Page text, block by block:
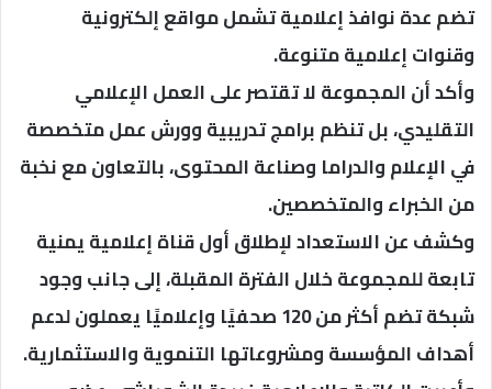
تضم عدة نوافذ إعلامية تشمل مواقع إلكترونية
وقنوات إعلامية متنوعة.
وأكد أن المجموعة لا تقتصر على العمل الإعلامي
التقليدي، بل تنظم برامج تدريبية وورش عمل متخصصة
في الإعلام والدراما وصناعة المحتوى، بالتعاون مع نخبة
من الخبراء والمتخصصين.
وكشف عن الاستعداد لإطلاق أول قناة إعلامية يمنية
تابعة للمجموعة خلال الفترة المقبلة، إلى جانب وجود
شبكة تضم أكثر من 120 صحفيًا وإعلاميًا يعملون لدعم
أهداف المؤسسة ومشروعاتها التنموية والاستثمارية.